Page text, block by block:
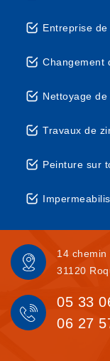
Entreprise
Changement
Nettoyage
Travaux de
Peinture sur
14
31120
05 33
06 27